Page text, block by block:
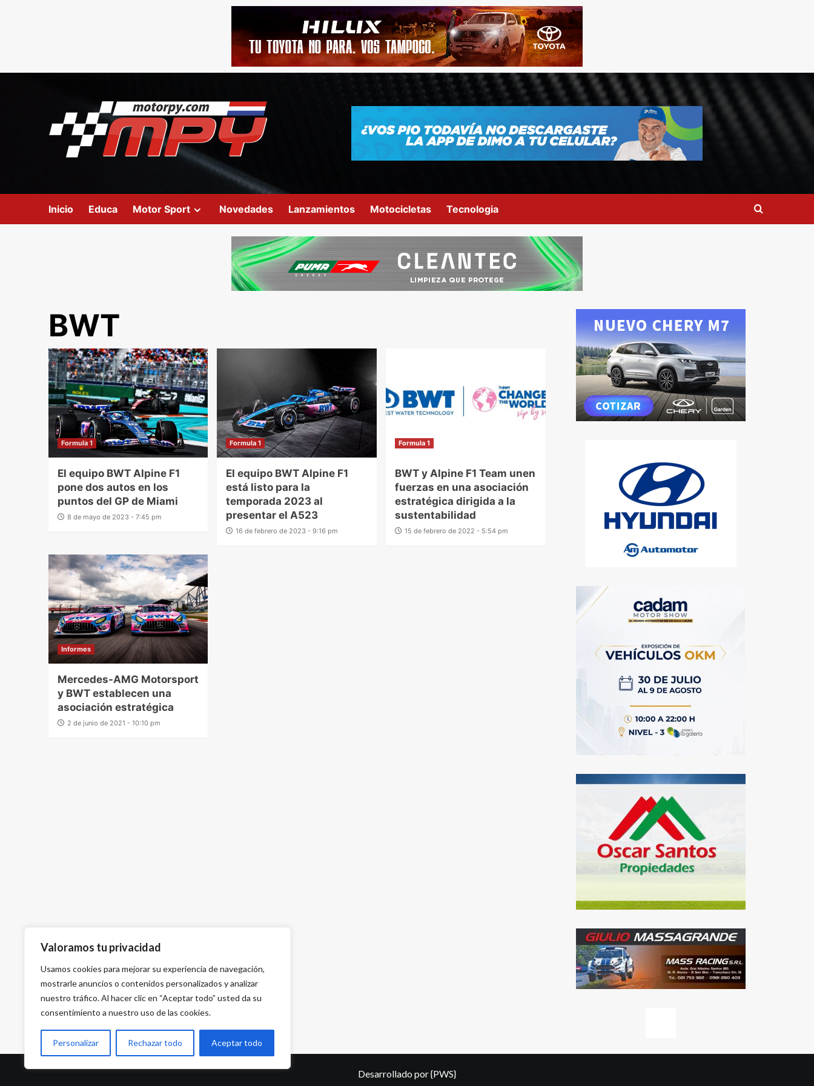
Valoramos tu privacidad
Usamos cookies para mejorar su experiencia de navegación,
mostrarle anuncios o contenidos personalizados y analizar
nuestro tráfico. Al hacer clic en “Aceptar todo” usted da su
consentimiento a nuestro uso de las cookies.
Personalizar Rechazar todo Aceptar todo
Inicio Educa Motor Sport Novedades Lanzamientos Motocicletas Tecnologia
BWT
Formula 1
El equipo BWT Alpine F1
pone dos autos en los
puntos del GP de Miami
8 de mayo de 2023 - 7:45 pm
Formula 1
El equipo BWT Alpine F1
está listo para la
temporada 2023 al
presentar el A523
16 de febrero de 2023 - 9:16 pm
Formula 1
BWT y Alpine F1 Team unen
fuerzas en una asociación
estratégica dirigida a la
sustentabilidad
15 de febrero de 2022 - 5:54 pm
Informes
Mercedes-AMG Motorsport
y BWT establecen una
asociación estratégica
2 de junio de 2021 - 10:10 pm
Desarrollado por{PWS}